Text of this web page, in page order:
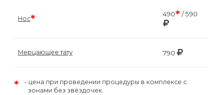
Нос* 490*/ 590
Мерцающее тату 790
*
цена при проведении процедуры в комплексе с
зонами без звёздочек.